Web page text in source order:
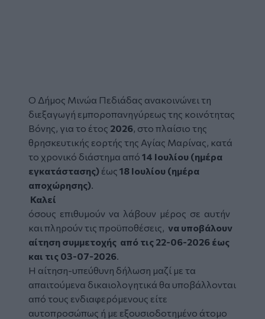
Ο Δήμος Μινώα Πεδιάδας ανακοινώνει τη
διεξαγωγή εμποροπανηγύρεως της κοινότητας
Βόνης, για το έτος 2026, στο πλαίσιο της
θρησκευτικής εορτής της Αγίας Μαρίνας, κατά
το χρονικό διάστημα από 14 Ιουλίου (ημέρα
εγκατάστασης) έως 18 Ιουλίου (ημέρα
αποχώρησης).
Καλεί
όσους επιθυμούν να λάβουν μέρος σε αυτήν
και πληρούν τις προϋποθέσεις, να υποβάλουν
αίτηση συμμετοχής από τις 22-06-2026 έως
και τις 03-07-2026.
Η αίτηση-υπεύθυνη δήλωση μαζί με τα
απαιτούμενα δικαιολογητικά θα υποβάλλονται
από τους ενδιαφερόμενους είτε
αυτοπροσώπως ή με εξουσιοδοτημένο άτομο